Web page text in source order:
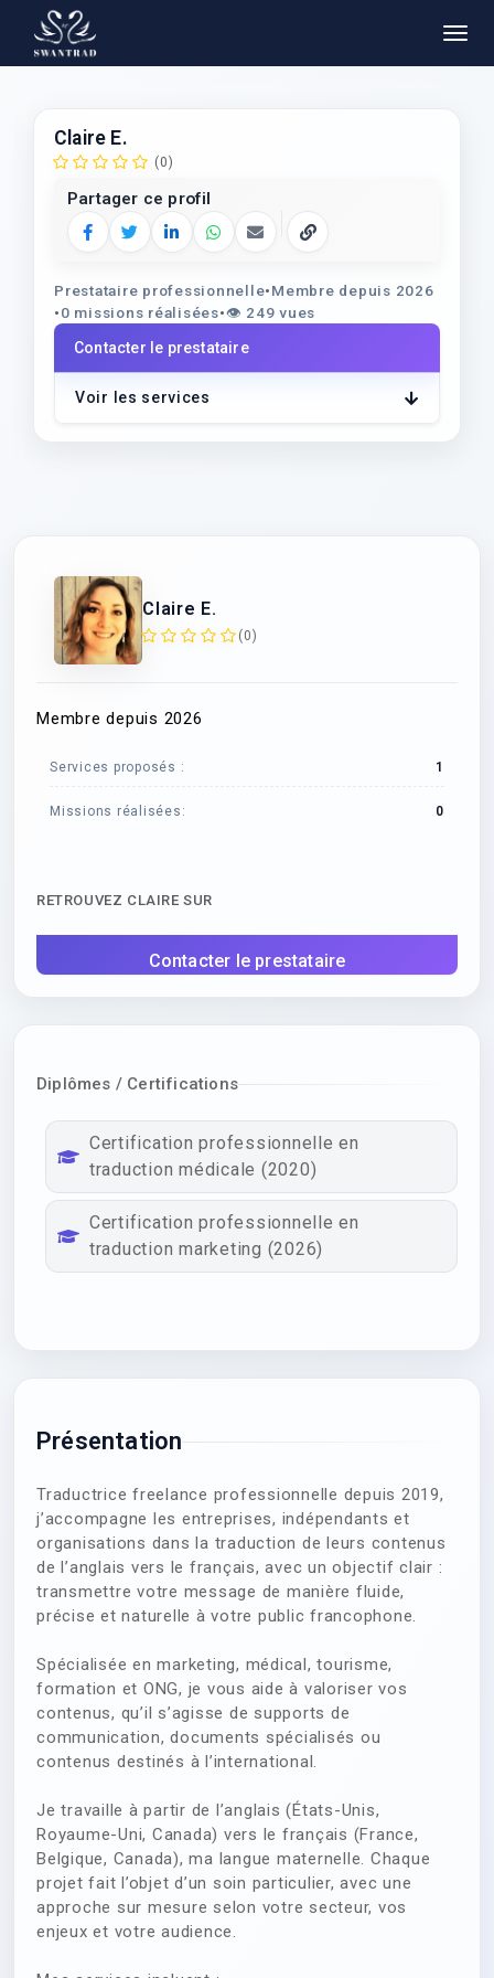
Claire E.
(0)
Partager ce profil
Facebook
TwitterLinkedInWhatsApp
E‑mailCopier le lien
Prestataire professionnelle•Membre depuis 2026
•0 missions réalisées•👁️ 249 vues
Contacter le prestataire
Voir les services
Claire E.
(0)
Membre depuis 2026
Services proposés : 1
Missions réalisées: 0
RETROUVEZ CLAIRE SUR
Contacter le prestataire
Diplômes / Certifications
Certification professionnelle en
traduction médicale (2020)
Certification professionnelle en
traduction marketing (2026)
Présentation
Traductrice freelance professionnelle depuis 2019,
j’accompagne les entreprises, indépendants et
organisations dans la traduction de leurs contenus
de l’anglais vers le français, avec un objectif clair :
transmettre votre message de manière fluide,
précise et naturelle à votre public francophone.
Spécialisée en marketing, médical, tourisme,
formation et ONG, je vous aide à valoriser vos
contenus, qu’il s’agisse de supports de
communication, documents spécialisés ou
contenus destinés à l’international.
Je travaille à partir de l’anglais (États-Unis,
Royaume-Uni, Canada) vers le français (France,
Belgique, Canada), ma langue maternelle. Chaque
projet fait l’objet d’un soin particulier, avec une
approche sur mesure selon votre secteur, vos
enjeux et votre audience.